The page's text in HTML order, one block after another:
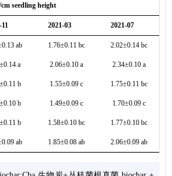
seedling height
11 2021-03 2021-07
ab 1.76±0.11 bc 2.02±0.14 bc
a 2.06±0.10 a 2.34±0.10 a
b 1.55±0.09 c 1.75±0.11 bc
b 1.49±0.09 c 1.70±0.09 c
b 1.58±0.10 bc 1.77±0.10 bc
ab 1.85±0.08 ab 2.06±0.09 ab